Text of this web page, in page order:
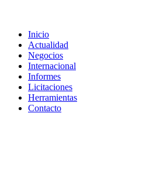
Inicio
Actualidad
Negocios
Internacional
Informes
Licitaciones
Herramientas
Contacto